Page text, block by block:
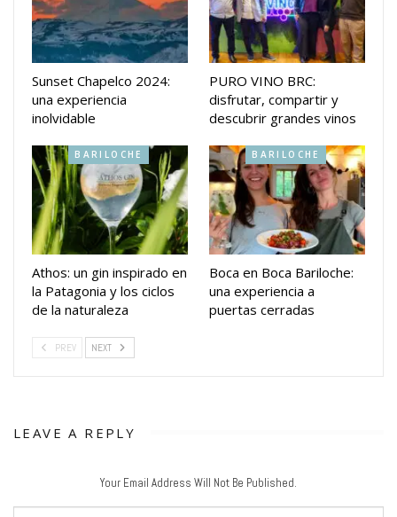
Sunset Chapelco 2024:
una experiencia
inolvidable
PURO VINO BRC:
disfrutar, compartir y
descubrir grandes vinos
BARILOCHE
Athos: un gin inspirado en
la Patagonia y los ciclos
de la naturaleza
BARILOCHE
Boca en Boca Bariloche:
una experiencia a
puertas cerradas
PREV NEXT
LEAVE A REPLY
Your Email Address Will Not Be Published.